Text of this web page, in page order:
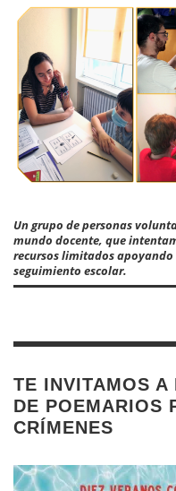
Un grupo de personas
mundo docente, que
recursos limitados apoyando
seguimiento escolar.
TE INVITAMOS A
DE POEMARIOS
CRÍMENES